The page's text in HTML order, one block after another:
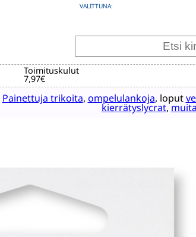
VALITTUNA:
Toimituskulut
7,97€
Painettuja trikoita, ompelulankoja, loput
kierrätyslycrat,